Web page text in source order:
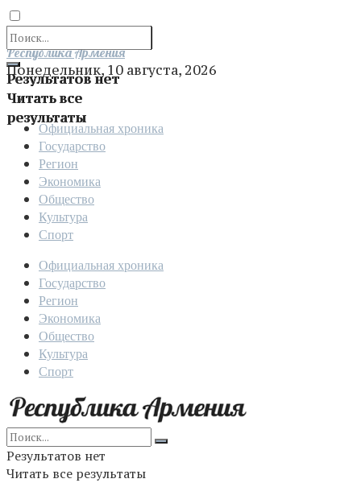
Результатов нет
Читать все
результаты
Отправить
Республика Армения
Понедельник, 10 августа, 2026
Официальная хроника
Государство
Регион
Экономика
Общество
Культура
Спорт
Официальная хроника
Государство
Регион
Экономика
Общество
Культура
Спорт
Результатов нет
Читать все результаты